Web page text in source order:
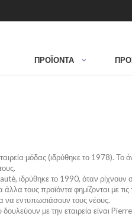
ΠΡΟΪΌΝΤΑ
μόδας (ιδρύθηκε το 1978).
ιδρύθηκε το 1990, όταν
τους προϊόντα φημίζονται με
να εντυπωσιάσουν τους νέους.
με την εταιρεία είναι